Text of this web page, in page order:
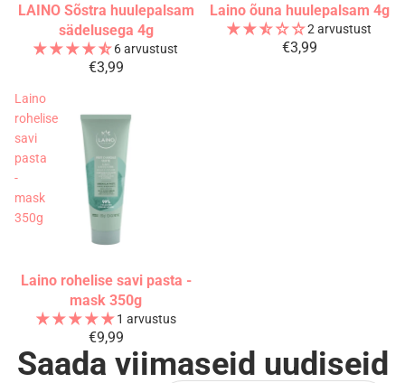
Välja müüdud
LAINO Sõstra huulepalsam
sädelusega 4g
6 arvustust
€3,99
Välja müüdud
Laino õuna huulepalsam 4g
2 arvustust
€3,99
Laino
rohelise
savi
pasta
-
mask
350g
Välja müüdud
Laino rohelise savi pasta -
mask 350g
1 arvustus
€9,99
Saada viimaseid uudiseid